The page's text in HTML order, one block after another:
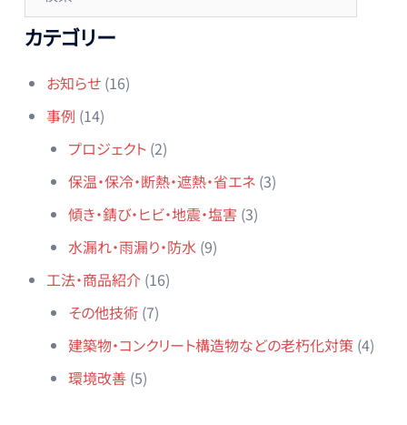
カテゴリー
お知らせ(16)
事例 (14)
プロジェクト(2)
保温・保冷・断熱・遮熱・省エネ(3)
傾き・錆び・ヒビ・地震・塩害 (3)
水漏れ・雨漏り・防水 (9)
工法・商品紹介(16)
その他技術(7)
建築物・コンクリート構造物などの老朽化対策(4)
環境改善(5)